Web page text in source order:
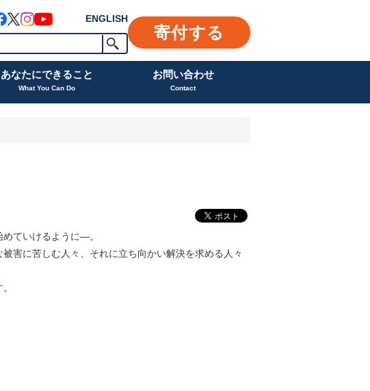
ENGLISH
寄付する
あなたにできること
What You Can Do
お問い合わせ
Contact
ていけるように―。
害に苦しむ人々、それに立ち向かい解決を求める人々